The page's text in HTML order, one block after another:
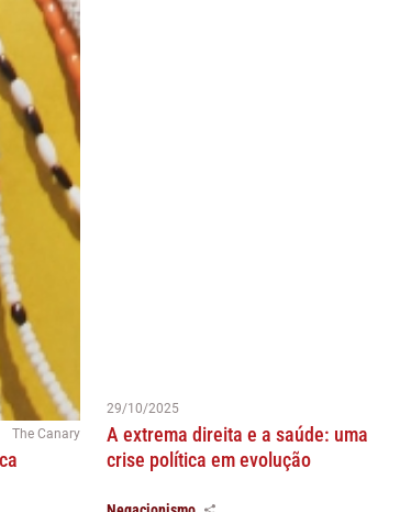
The Canary
29/10/2025
A extrema direita e a saúde: uma
crise política em evolução